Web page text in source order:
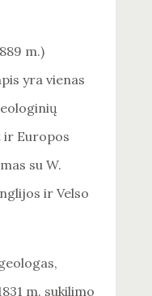
m.)
yra vienas
ir Europos
su W.
ir Velso
m. sukilimo